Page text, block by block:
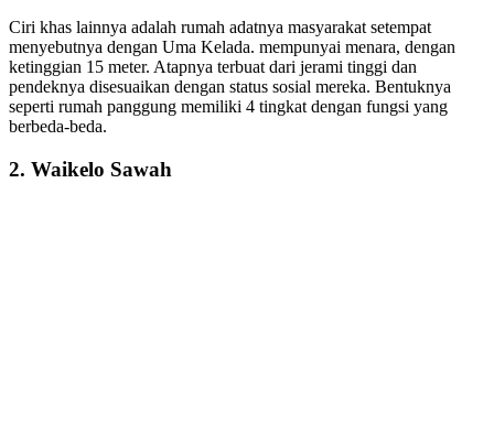
Ciri khas lainnya adalah rumah adatnya masyarakat setempat
menyebutnya dengan Uma Kelada. mempunyai menara, dengan
ketinggian 15 meter. Atapnya terbuat dari jerami tinggi dan
pendeknya disesuaikan dengan status sosial mereka. Bentuknya
seperti rumah panggung memiliki 4 tingkat dengan fungsi yang
berbeda-beda.
2. Waikelo Sawah